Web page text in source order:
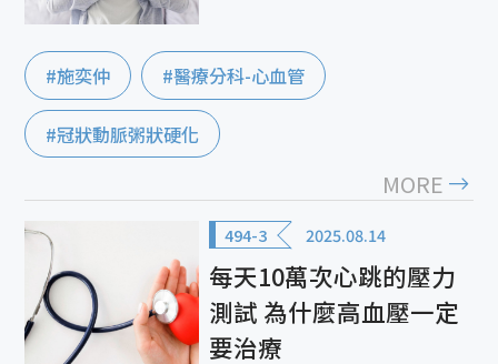
#施奕仲 #醫療分科-心血管
#冠狀動脈粥狀硬化
MORE
494-3 2025.08.14
每天10萬次心跳的壓力
測試 為什麼高血壓一定
要治療